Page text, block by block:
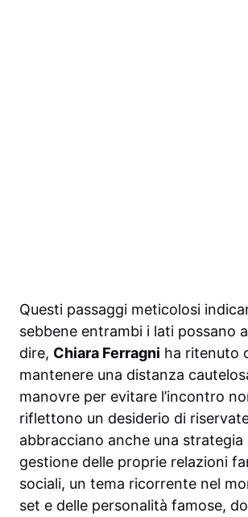
Questi passaggi meticolosi
sebbene entrambi i lati possano
dire, Chiara Ferragni ha ritenuto
mantenere una distanza
manovre per evitare l’incontro
riflettono un desiderio di
abbracciano anche una strategia
gestione delle proprie relazioni
sociali, un tema ricorrente nel
set e delle personalità famose,